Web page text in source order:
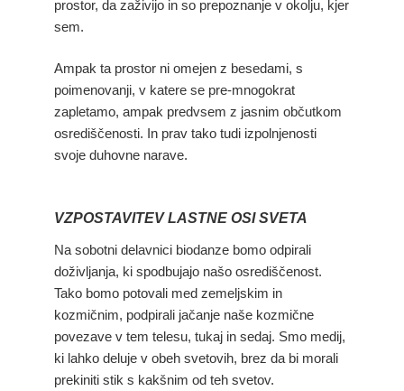
prostor, da zaživijo in so prepoznanje v okolju, kjer
sem.
Ampak ta prostor ni omejen z besedami, s
poimenovanji, v katere se pre-mnogokrat
zapletamo, ampak predvsem z jasnim občutkom
osrediščenosti. In prav tako tudi izpolnjenosti
svoje duhovne narave.
VZPOSTAVITEV LASTNE OSI SVETA
Na sobotni delavnici biodanze bomo odpirali
doživljanja, ki spodbujajo našo osrediščenost.
Tako bomo potovali med zemeljskim in
kozmičnim, podpirali jačanje naše kozmične
povezave v tem telesu, tukaj in sedaj. Smo medij,
ki lahko deluje v obeh svetovih, brez da bi morali
prekiniti stik s kakšnim od teh svetov.